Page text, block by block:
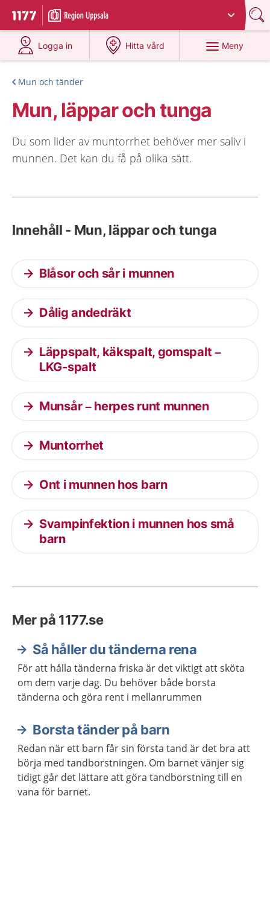
Till startsidan för 1177
Du har valt region
Logga in
på 1177.se
Hitta vård
på 1177.se
Meny
Mun och tänder
Mun, läppar och tunga
Du som lider av muntorrhet behöver mer saliv i
munnen. Det kan du få på olika sätt.
Innehåll - Mun, läppar och tunga
Blåsor och sår i munnen
Dålig andedräkt
Läppspalt, käkspalt, gomspalt –
LKG-spalt
Munsår – herpes runt munnen
Muntorrhet
Ont i munnen hos barn
Svampinfektion i munnen hos små
barn
Mer på 1177.se
Så håller du tänderna rena
För att hålla tänderna friska är det viktigt att sköta
om dem varje dag. Du behöver både borsta
tänderna och göra rent i mellanrummen
Borsta tänder på barn
Redan när ett barn får sin första tand är det bra att
börja med tandborstningen. Om barnet vänjer sig
tidigt går det lättare att göra tandborstning till en
vana för barnet.